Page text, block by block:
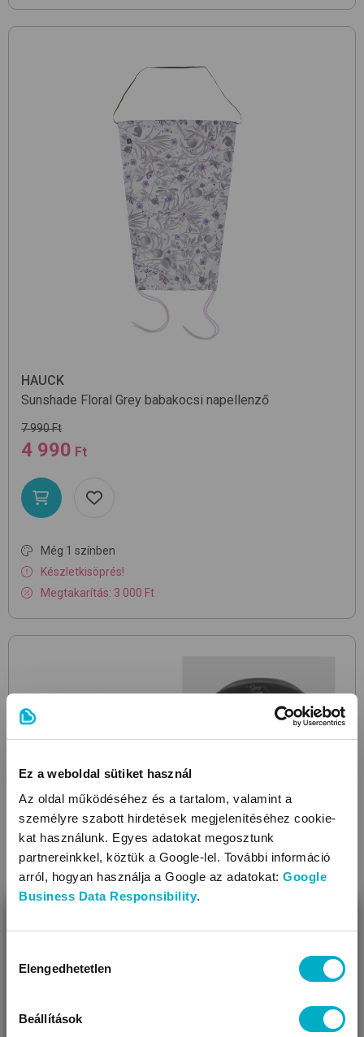
Ez a weboldal sütiket használ
Az oldal működéséhez és a tartalom, valamint a
személyre szabott hirdetések megjelenítéséhez cookie-
kat használunk. Egyes adatokat megosztunk
partnereinkkel, köztük a Google-lel. További információ
arról, hogyan használja a Google az adatokat: Google
Business Data Responsibility.
kiválasztása
Elengedhetetlen
Beállítások
HAUCK
Sunshade Floral Grey babakocsi napellenző
7 990 Ft
4 990 Ft
Még 1 színben
Készletkisöprés!
Megtakarítás: 3 000 Ft
babakocsi napellenző
Úgy látjuk, most jársz nálunk először!